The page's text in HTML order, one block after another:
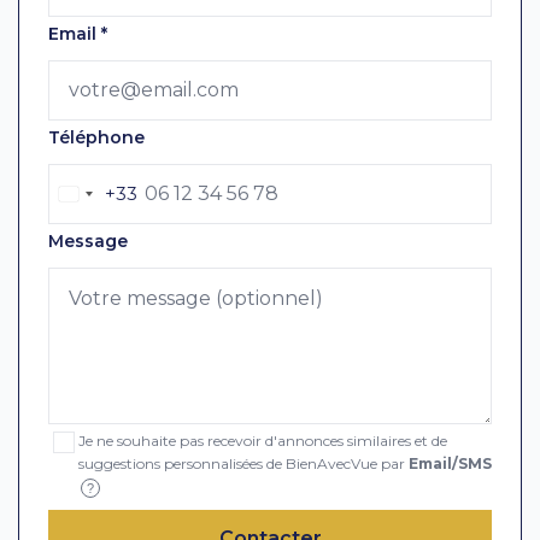
Email *
Téléphone
+33
Message
Je ne souhaite pas recevoir d'annonces similaires et de
suggestions personnalisées de BienAvecVue par Email/SMS
?